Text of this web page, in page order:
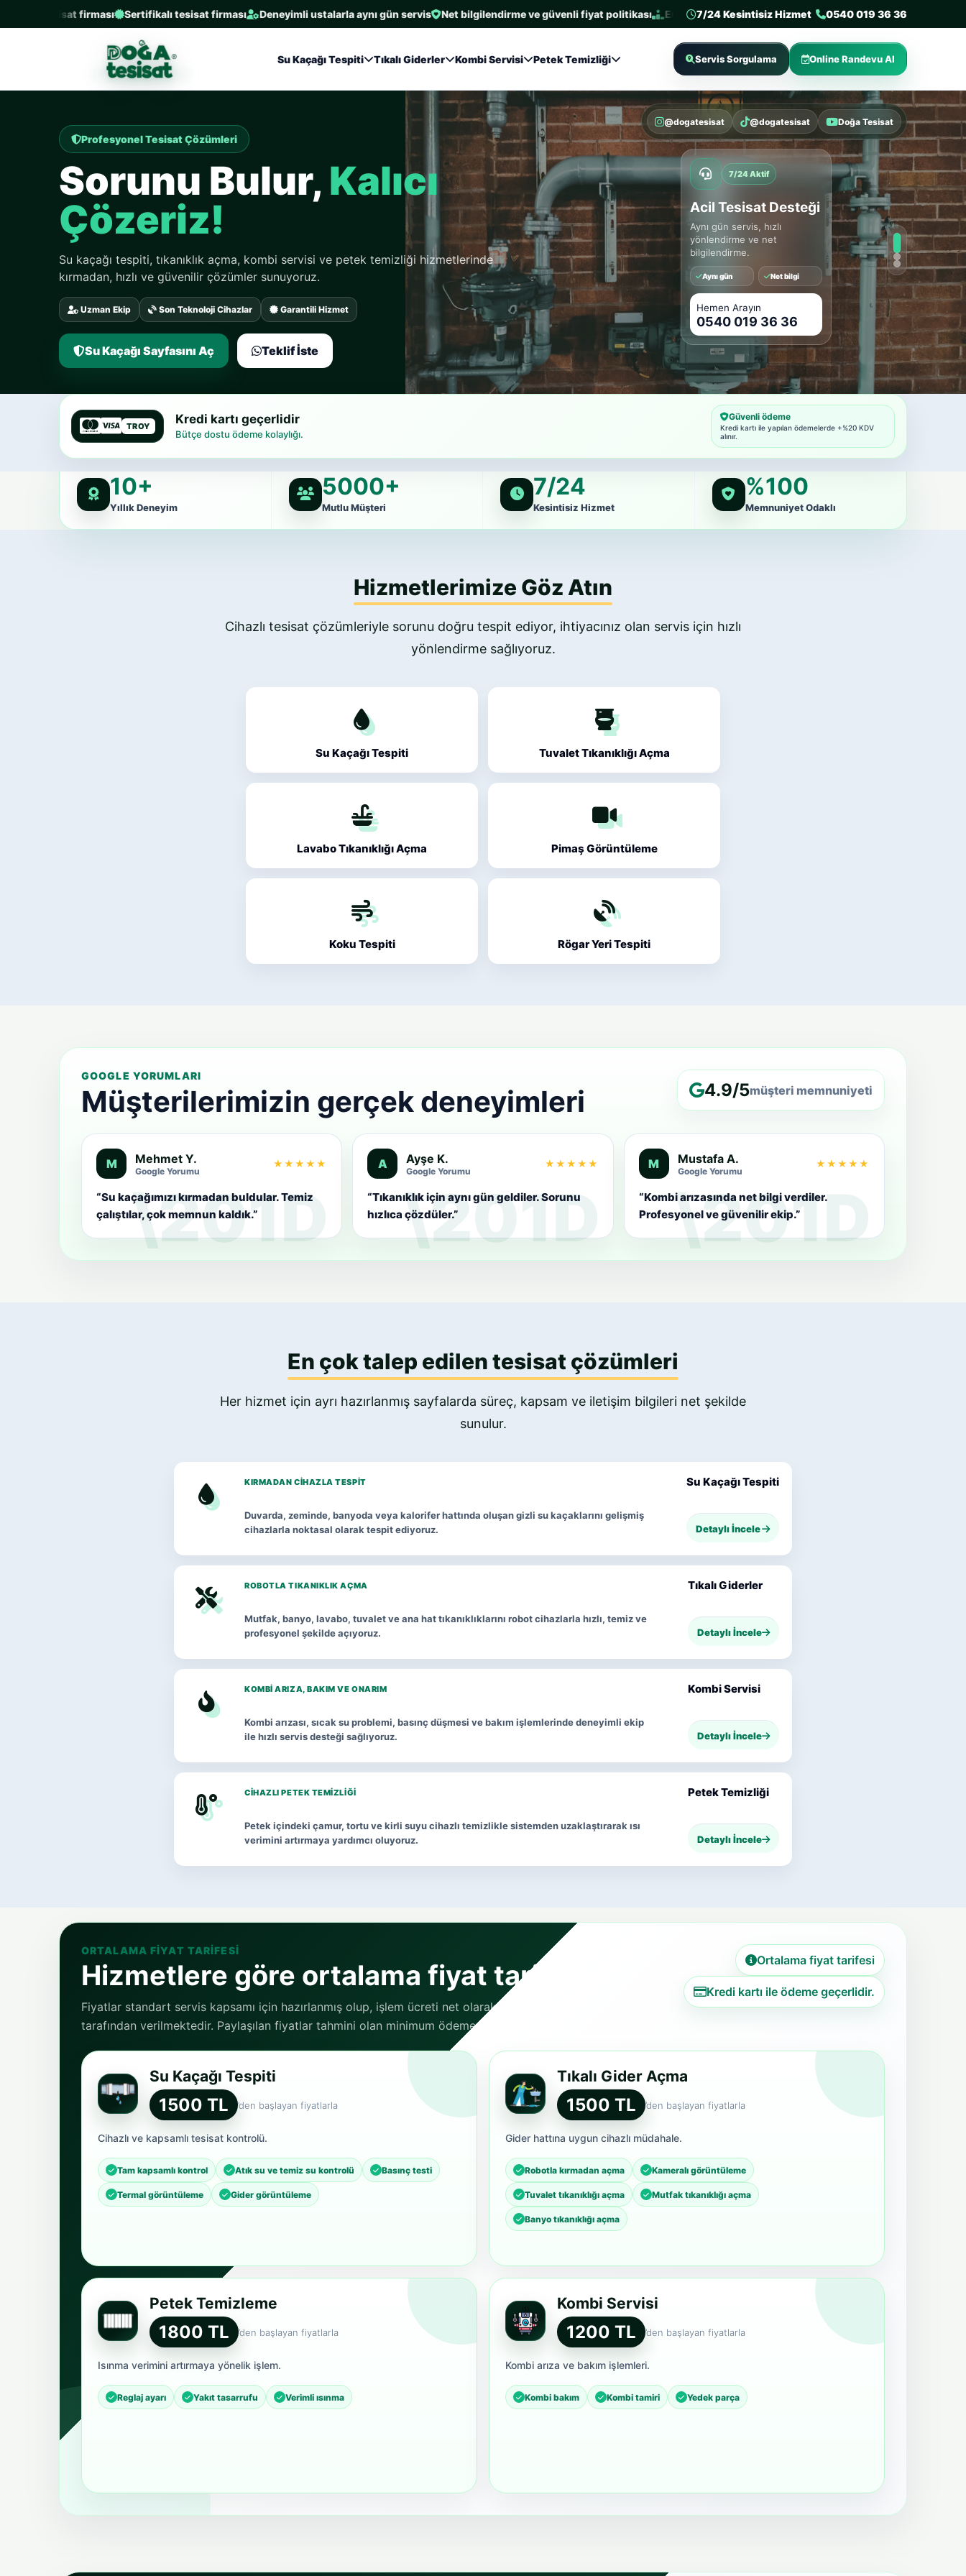
firması Sertifikalı tesisat firması Deneyimli ustalarla aynı gün servis Net bilgilendirme ve güvenli fiyat politikası En çok tercih edilen 3. tesisat firması Sertifikalı tesisat firması
7/24 Kesintisiz Hizmet 0540 019 36 36
Su Kaçağı Tespiti Tıkalı Giderler Kombi Servisi Petek Temizliği Servis Sorgulama Online Randevu Al
@dogatesisat @dogatesisat Doğa Tesisat
Profesyonel Tesisat Çözümleri
Sorunu Bulur, Kalıcı
Çözeriz!
Su kaçağı tespiti, tıkanıklık açma, kombi servisi ve petek temizliği hizmetlerinde
kırmadan, hızlı ve güvenilir çözümler sunuyoruz.
Uzman Ekip Son Teknoloji Cihazlar Garantili Hizmet
Su Kaçağı Sayfasını Aç Teklif İste
7/24 Aktif
Acil Tesisat Desteği
Aynı gün servis, hızlı
yönlendirme ve net
bilgilendirme.
Aynı gün Net bilgi
Hemen Arayın
0540 019 36 36
TROY Kredi kartı geçerlidir
Bütçe dostu ödeme kolaylığı.
Güvenli ödeme
Kredi kartı ile yapılan ödemelerde +%20 KDV
alınır.
10+
Yıllık Deneyim
5000+
Mutlu Müşteri
7/24
Kesintisiz Hizmet
%100
Memnuniyet Odaklı
Hizmetlerimize Göz Atın
Cihazlı tesisat çözümleriyle sorunu doğru tespit ediyor, ihtiyacınız olan servis için hızlı
yönlendirme sağlıyoruz.
Su Kaçağı Tespiti Tuvalet Tıkanıklığı Açma
Lavabo Tıkanıklığı Açma Pimaş Görüntüleme
Koku Tespiti Rögar Yeri Tespiti
GOOGLE YORUMLARI
Müşterilerimizin gerçek deneyimleri 4.9/5müşteri memnuniyeti
M Mehmet Y.
Google Yorumu
★★★★★
“Su kaçağımızı kırmadan buldular. Temiz
çalıştılar, çok memnun kaldık.”
A Ayşe K.
Google Yorumu
★★★★★
“Tıkanıklık için aynı gün geldiler. Sorunu
hızlıca çözdüler.”
M Mustafa A.
Google Yorumu
★★★★★
“Kombi arızasında net bilgi verdiler.
Profesyonel ve güvenilir ekip.”
En çok talep edilen tesisat çözümleri
Her hizmet için ayrı hazırlanmış sayfalarda süreç, kapsam ve iletişim bilgileri net şekilde
sunulur.
KIRMADAN CIHAZLA TESPIT Su Kaçağı Tespiti
Duvarda, zeminde, banyoda veya kalorifer hattında oluşan gizli su kaçaklarını gelişmiş
cihazlarla noktasal olarak tespit ediyoruz.
Detaylı İncele
ROBOTLA TIKANIKLIK AÇMA Tıkalı Giderler
Mutfak, banyo, lavabo, tuvalet ve ana hat tıkanıklıklarını robot cihazlarla hızlı, temiz ve
profesyonel şekilde açıyoruz.
Detaylı İncele
KOMBI ARIZA, BAKIM VE ONARIM Kombi Servisi
Kombi arızası, sıcak su problemi, basınç düşmesi ve bakım işlemlerinde deneyimli ekip
ile hızlı servis desteği sağlıyoruz.
Detaylı İncele
CIHAZLI PETEK TEMIZLIĞI Petek Temizliği
Petek içindeki çamur, tortu ve kirli suyu cihazlı temizlikle sistemden uzaklaştırarak ısı
verimini artırmaya yardımcı oluyoruz.
Detaylı İncele
ORTALAMA FIYAT TARIFESI
Hizmetlere göre ortalama fiyat tarifesi
Fiyatlar standart servis kapsamı için hazırlanmış olup, işlem ücreti net olarak danışanlarımız
tarafından verilmektedir. Paylaşılan fiyatlar tahmini olan minimum ödeme tutarlarıdır.
Ortalama fiyat tarifesi
Kredi kartı ile ödeme geçerlidir.
Su Kaçağı Tespiti
1500 TL ’den başlayan fiyatlarla
Cihazlı ve kapsamlı tesisat kontrolü.
Tam kapsamlı kontrol Atık su ve temiz su kontrolü Basınç testi
Termal görüntüleme Gider görüntüleme
Tıkalı Gider Açma
1500 TL ’den başlayan fiyatlarla
Gider hattına uygun cihazlı müdahale.
Robotla kırmadan açma Kameralı görüntüleme
Tuvalet tıkanıklığı açma Mutfak tıkanıklığı açma
Banyo tıkanıklığı açma
Petek Temizleme
1800 TL ’den başlayan fiyatlarla
Isınma verimini artırmaya yönelik işlem.
Reglaj ayarı Yakıt tasarrufu Verimli ısınma
Kombi Servisi
1200 TL ’den başlayan fiyatlarla
Kombi arıza ve bakım işlemleri.
Kombi bakım Kombi tamiri Yedek parça